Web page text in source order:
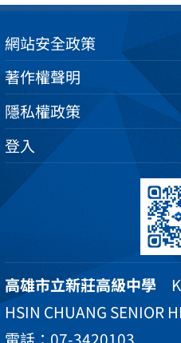
網站安全政策
著作權聲明
隱私權政策
登入
高雄市立新莊高級中學
HSIN CHUANG SENIOR